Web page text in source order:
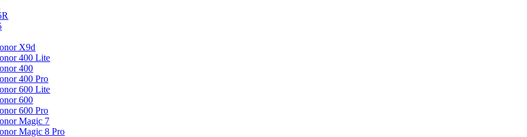
X9d
400 Lite
400
400 Pro
600 Lite
600
600 Pro
Magic 7
Magic 8 Pro